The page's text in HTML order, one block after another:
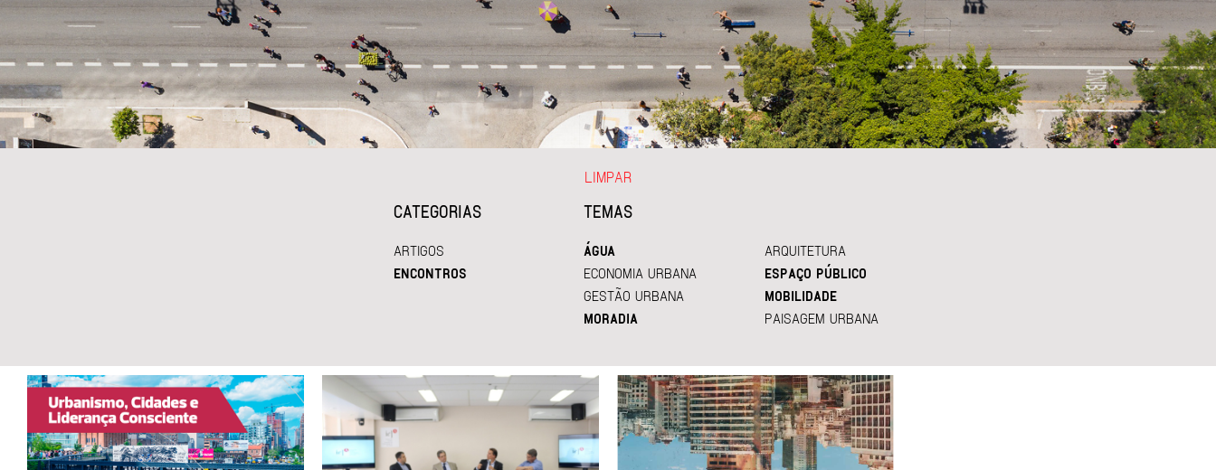
CATEGORIAS
ARTIGOS
ENCONTROS
TEMAS
ÁGUA
ARQUITETURA
ECONOMIA URBANA
ESPAÇO PÚBLICO
GESTÃO URBANA
MOBILIDADE
MORADIA
PAISAGEM URBANA
LIMPAR